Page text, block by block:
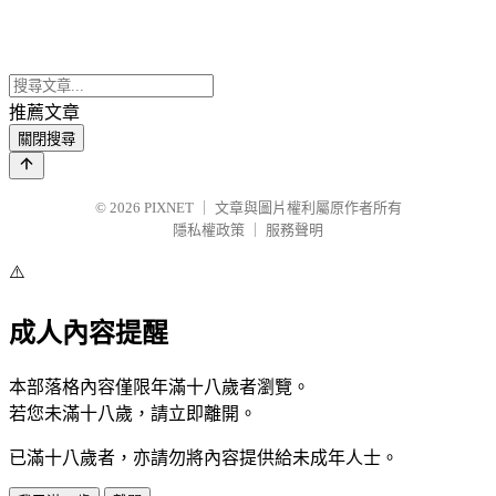
推薦文章
關閉搜尋
© 2026 PIXNET
文章與圖片權利屬原作者所有
隱私權政策
服務聲明
⚠️
成人內容提醒
本部落格內容僅限年滿十八歲者瀏覽。
若您未滿十八歲，請立即離開。
已滿十八歲者，亦請勿將內容提供給未成年人士。